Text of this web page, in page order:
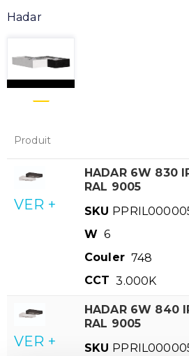
Hadar
Produit
VER +
HADAR 6W 830
RAL 9005
SKU
W 6
Couler 748
CCT 3.000K
VER +
HADAR 6W 840
RAL 9005
SKU